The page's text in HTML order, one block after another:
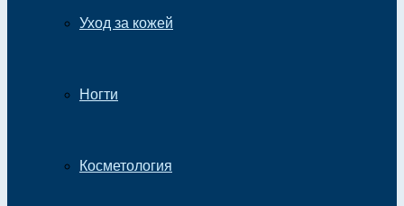
Уход за кожей
Ногти
Косметология